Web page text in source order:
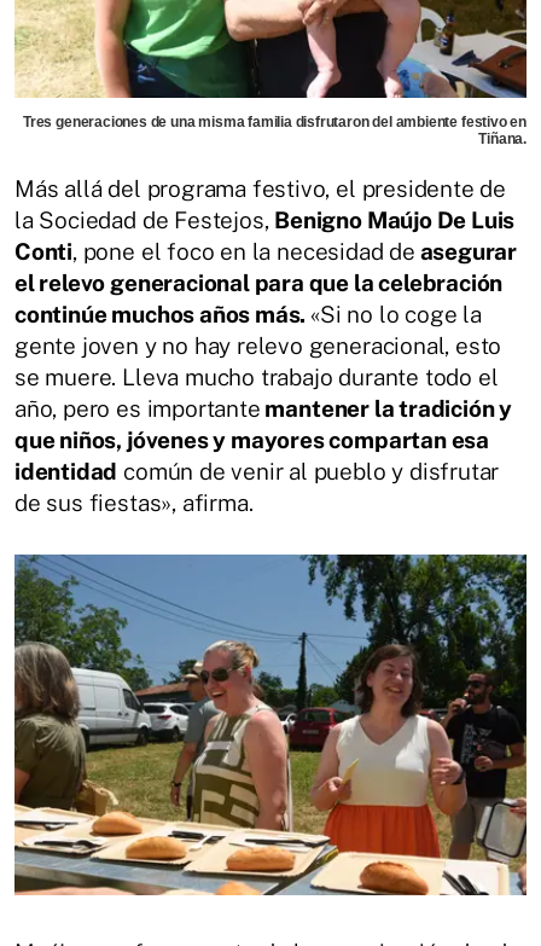
Tres generaciones de una misma familia disfrutaron del ambiente festivo en
Tiñana.
Más allá del programa festivo, el presidente de
la Sociedad de Festejos, Benigno Maújo De Luis
Conti, pone el foco en la necesidad de asegurar
el relevo generacional para que la celebración
continúe muchos años más.«Si no lo coge la
gente joven y no hay relevo generacional, esto
se muere. Lleva mucho trabajo durante todo el
año, pero es importante mantener la tradición y
que niños, jóvenes y mayores compartan esa
identidad común de venir al pueblo y disfrutar
de sus fiestas», afirma.